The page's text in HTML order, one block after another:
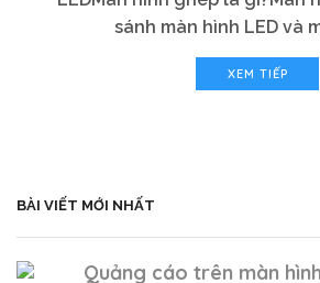
sánh màn hình LED và
XEM TIẾP
BÀI VIẾT MỚI NHẤT
Quảng cáo trên màn